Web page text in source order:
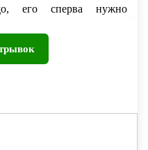
его сперва нужно
Напротив, если я
то только наврежу
так как тут же были